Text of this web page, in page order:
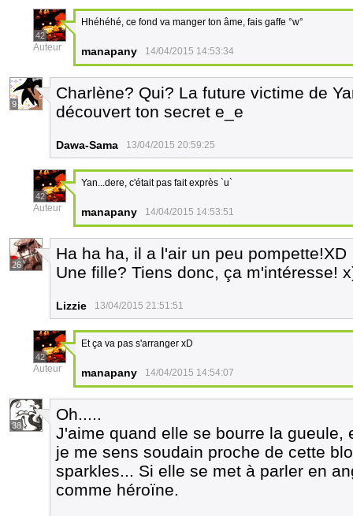
42
Auteur
Hhéhéhé, ce fond va manger ton âme, fais gaffe °w°
manapany 14/04/2015 14:53:34
9
Charlène? Qui? La future victime de
découvert ton secret e_e
Dawa-Sama 13/04/2015 20:59:25
42
Auteur
Yan...dere, c'était pas fait exprès `u`
manapany 14/04/2015 14:53:51
26
Ha ha ha, il a l'air un peu pompette!XD
Une fille? Tiens donc, ça m'intéresse!
Lizzie 13/04/2015 21:51:51
42
Auteur
Et ça va pas s'arranger xD
manapany 14/04/2015 14:54:07
38
Oh.....
J'aime quand elle se bourre la gueule,
je me sens soudain proche de cette
sparkles... Si elle se met à parler en
comme héroïne.